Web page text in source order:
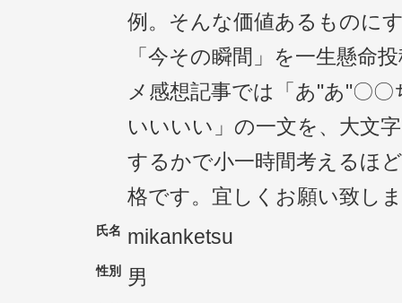
例。そんな価値あるものに
「今その瞬間」を一生懸命
メ感想記事では「あ"あ"〇
いいいい」の一文を、大文
するかで小一時間考えるほ
格です。宜しくお願い致し
氏名 mikanketsu
性別 男